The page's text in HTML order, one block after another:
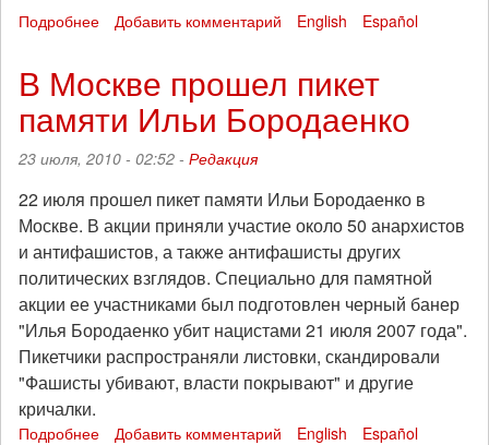
Подробнее
пикет
УФС
судебных
Добавить комментарий English Español
В Москве прошел пикет
памяти Ильи Бородаенко
23 июля, 2010 - 02:52 - Редакция
22 июля прошел пикет памяти Ильи Бородаенко в
Москве. В акции приняли участие около 50 анархистов
и антифашистов, а также антифашисты других
политических взглядов. Специально для памятной
акции ее участниками был подготовлен черный банер
"Илья Бородаенко убит нацистами 21 июля 2007 года".
Пикетчики распространяли листовки, скандировали
"Фашисты убивают, власти покрывают" и другие
кричалки.
Подробнее Добавить комментарий English Español